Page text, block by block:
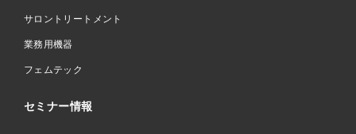
サロントリートメント
業務用機器
フェムテック
セミナー情報